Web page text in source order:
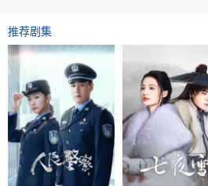
推荐剧集